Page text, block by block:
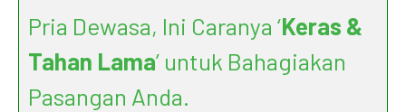
Pria Dewasa, Ini Caranya ‘Keras &
Tahan Lama’ untuk Bahagiakan
Pasangan Anda.